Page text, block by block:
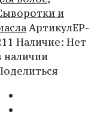
и
АртикулEP-
Наличие: Нет
наличии